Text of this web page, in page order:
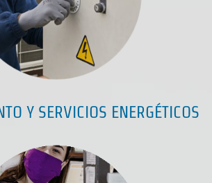
Y SERVICIOS ENERGÉTICOS